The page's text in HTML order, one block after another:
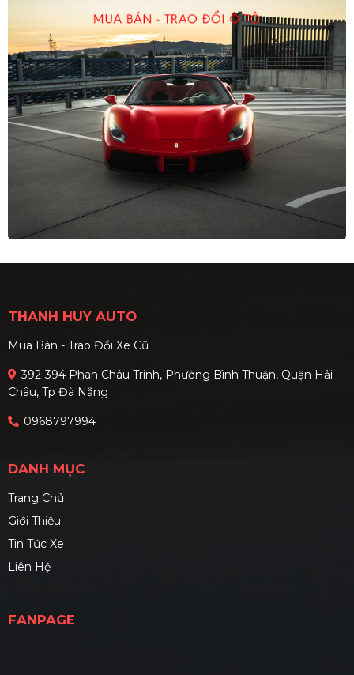
THANH HUY AUTO
Mua Bán - Trao Đổi Xe Cũ
392-394 Phan Châu Trinh, Phường Bình Thuận, Quận Hải
Châu, Tp Đà Nẵng
0968797994
DANH MỤC
Trang Chủ
Giới Thiệu
Tin Tức Xe
Liên Hệ
FANPAGE